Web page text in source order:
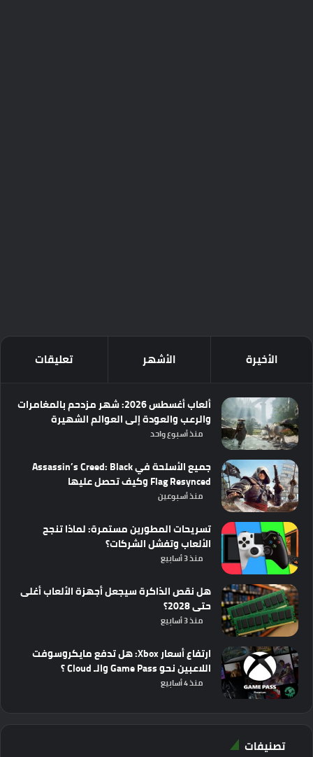
الأخيرة الأشهر تعليقات
ألعاب أغسطس 2026: شهر مزدحم بالمغامرات
والرعب والعودة إلى العوالم الشهيرة
منذ أسبوع واحد
جميع الأسلحة في Assassin’s Creed: Black
Flag Resynced وكيف تحصل عليها
منذ أسبوعين
تسريحات المطورين مستمرة: لماذا تنجح
الألعاب وتفشل الشركات؟
منذ 3 أسابيع
هل نقص الذاكرة سيجعل أجهزة الألعاب أغلى
حتى 2028؟
منذ 3 أسابيع
ارتفاع أسعار Xbox: هل تدفع مايكروسوفت
اللاعبين نحو Game Pass والـ Cloud ؟
منذ 4 أسابيع
تصنيفات